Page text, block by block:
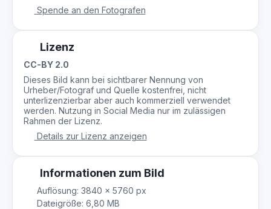
Spende an den Fotografen
Lizenz
CC-BY 2.0
Dieses Bild kann bei sichtbarer Nennung von
Urheber/Fotograf und Quelle kostenfrei, nicht
unterlizenzierbar aber auch kommerziell verwendet
werden. Nutzung in Social Media nur im zulässigen
Rahmen der Lizenz.
Details zur Lizenz anzeigen
Informationen zum Bild
Auflösung: 3840 × 5760 px
Dateigröße: 6,80 MB